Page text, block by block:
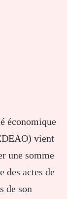
économique
vient
une somme
des actes de
de son